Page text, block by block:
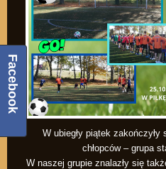
W ubiegły piątek zakończyły
chłopców – grupa
W naszej grupie znalazły się
Facebook